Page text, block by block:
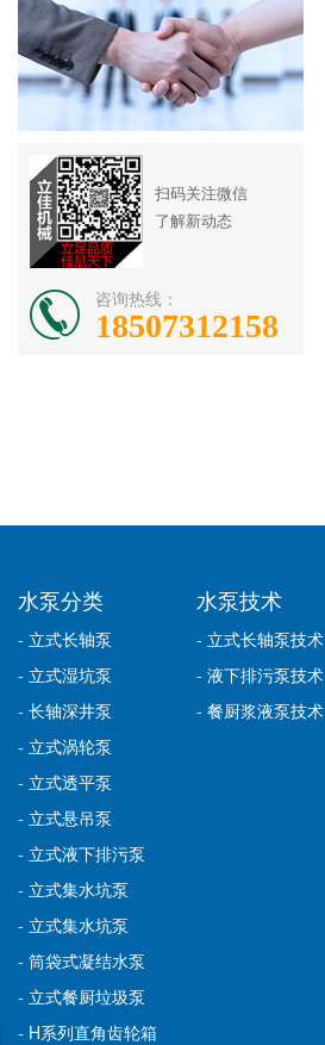
扫码关注微信
了解新动态
咨询热线：
18507312158
水泵分类
- 立式长轴泵
- 立式湿坑泵
- 长轴深井泵
- 立式涡轮泵
- 立式透平泵
- 立式悬吊泵
- 立式液下排污泵
- 立式集水坑泵
- 立式集水坑泵
- 筒袋式凝结水泵
- 立式餐厨垃圾泵
- H系列直角齿轮箱
水泵技术
- 立式长轴泵技术
- 液下排污泵技术
- 餐厨浆液泵技术